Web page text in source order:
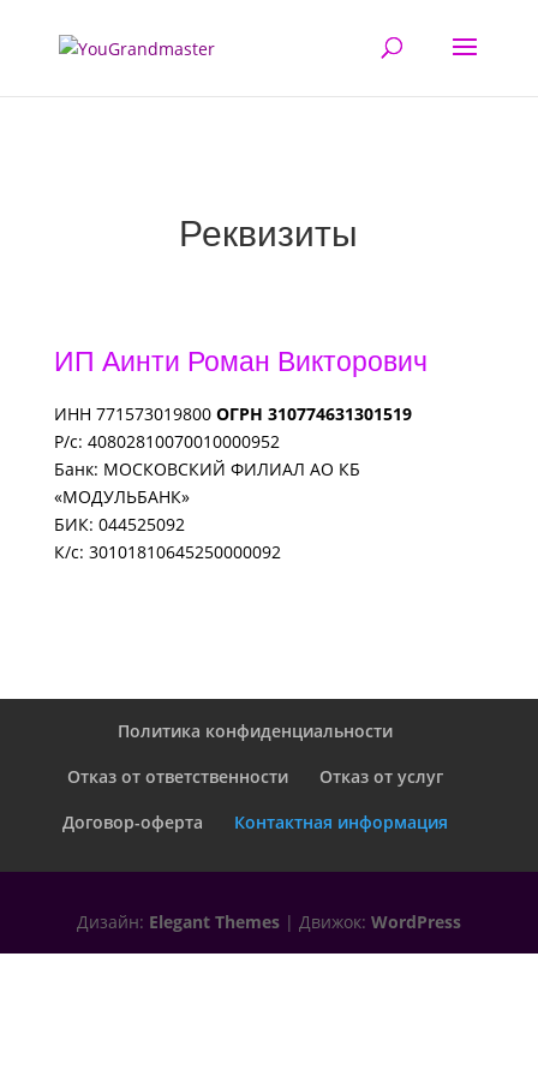
Реквизиты
ИП Аинти Роман Викторович
ИНН 771573019800 ОГРН 310774631301519
Р/с: 40802810070010000952
Банк: МОСКОВСКИЙ ФИЛИАЛ АО КБ
«МОДУЛЬБАНК»
БИК: 044525092
К/с: 30101810645250000092
Политика конфиденциальности
Отказ от ответственности
Отказ от услуг
Договор-оферта
Контактная информация
Дизайн: Elegant Themes| Движок: WordPress